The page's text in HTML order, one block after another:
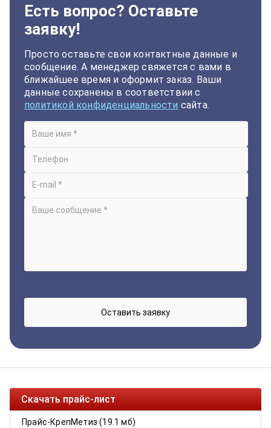
Есть вопрос? Оставьте
заявку!
Просто оставьте свои контактные данные и
сообщение. А менеджер свяжется с вами в
ближайшее время и оформит заказ. Ваши
данные сохранены в соответствии с
политикой конфиденциальности сайта.
Скачать прайс-лист
Прайс-КрепМетиз (19.1 мб)